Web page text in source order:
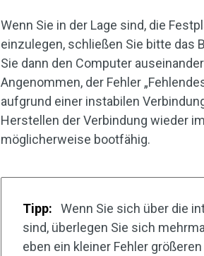
Wenn Sie in der Lage sind, die
einzulegen, schließen Sie bitte das
Sie dann den Computer
Angenommen, der Fehler
aufgrund einer instabilen
Herstellen der Verbindung wieder
möglicherweise bootfähig.
Tipp:
Wenn Sie sich über die
sind, überlegen Sie sich
eben ein kleiner Fehler